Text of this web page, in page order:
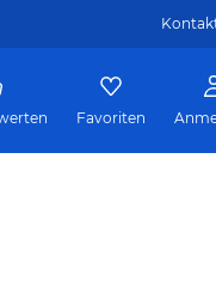
Favoriten